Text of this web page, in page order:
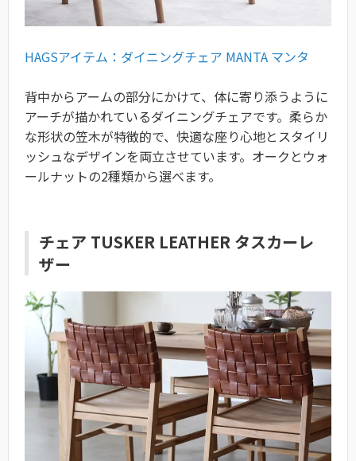
HAGSアイテム：ダイニングチェア MANTA マンタ
背中からアームの部分にかけて、体に寄り添うように
アーチが描かれているダイニングチェアです。柔らか
な形状の笠木が特徴的で、快適な座り心地とスタイリ
ッシュなデザインを両立させています。オークとウォ
ールナットの2種類から選べます。
チェア TUSKER LEATHER タスカーレ
ザー